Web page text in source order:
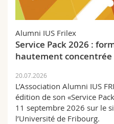
Alumni IUS Frilex
Service Pack 2026 :
hautement concentrée
20.07.2026
L’Association Alumni IUS
édition de son «Service
11 septembre 2026 sur le
l’Université de Fribourg.